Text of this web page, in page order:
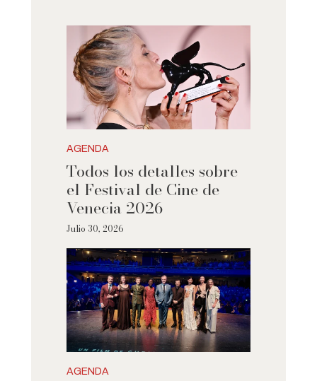
AGENDA
Todos los detalles sobre
el Festival de Cine de
Venecia 2026
Julio 30, 2026
AGENDA